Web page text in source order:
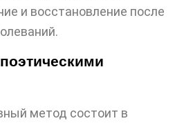
и восстановление после
метод состоит в